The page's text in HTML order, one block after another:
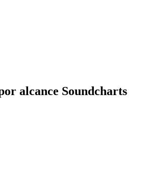
alcance Soundcharts